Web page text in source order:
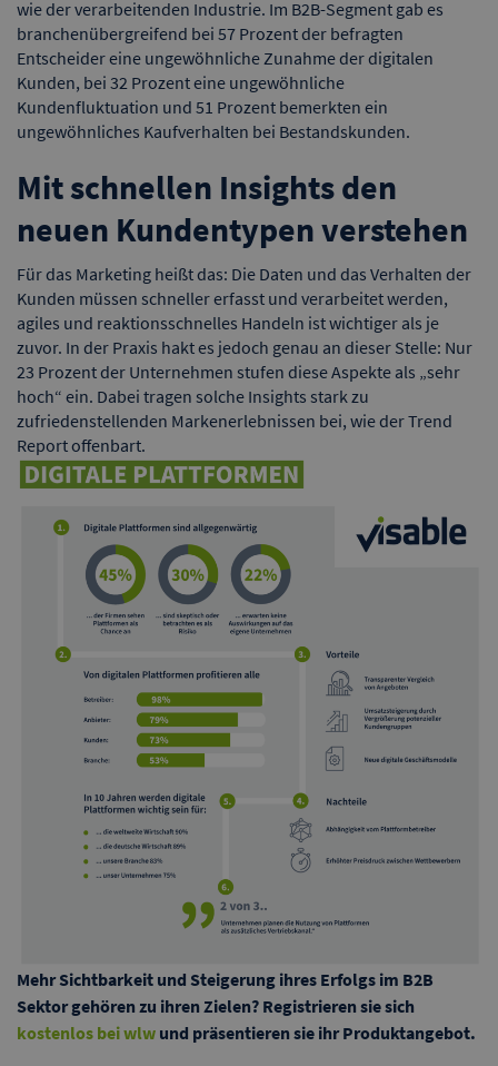
wie der verarbeitenden Industrie. Im B2B-Segment gab es
branchenübergreifend bei 57 Prozent der befragten
Entscheider eine ungewöhnliche Zunahme der digitalen
Kunden, bei 32 Prozent eine ungewöhnliche
Kundenfluktuation und 51 Prozent bemerkten ein
ungewöhnliches Kaufverhalten bei Bestandskunden.
Mit schnellen Insights den
neuen Kundentypen verstehen
Für das Marketing heißt das: Die Daten und das Verhalten der
Kunden müssen schneller erfasst und verarbeitet werden,
agiles und reaktionsschnelles Handeln ist wichtiger als je
zuvor. In der Praxis hakt es jedoch genau an dieser Stelle: Nur
23 Prozent der Unternehmen stufen diese Aspekte als „sehr
hoch“ ein. Dabei tragen solche Insights stark zu
zufriedenstellenden Markenerlebnissen bei, wie der Trend
Report offenbart.
Mehr Sichtbarkeit und Steigerung ihres Erfolgs im B2B
Sektor gehören zu ihren Zielen? Registrieren sie sich
kostenlos bei wlw und präsentieren sie ihr Produktangebot.